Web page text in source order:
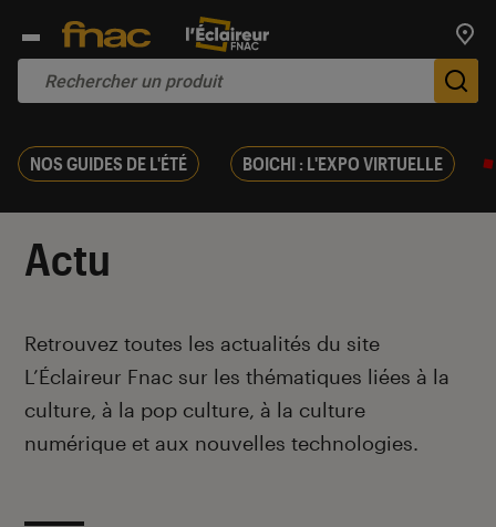
NOS GUIDES DE L'ÉTÉ BOICHI : L'EXPO VIRTUELLE
Actu
Introduction
Retrouvez toutes les actualités du site
L’Éclaireur Fnac sur les thématiques liées à la
culture, à la pop culture, à la culture
numérique et aux nouvelles technologies.